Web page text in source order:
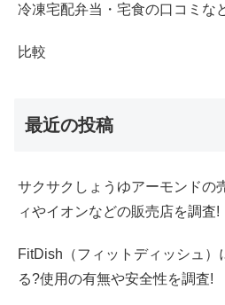
冷凍宅配弁当・宅食の口コミな
比較
最近の投稿
サクサクしょうゆアーモンドの
ィやイオンなどの販売店を調査!
FitDish（フィットディッシュ）
る?使用の有無や安全性を調査!